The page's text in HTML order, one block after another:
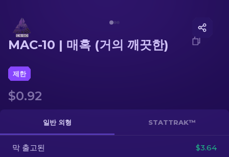
저격소총
장갑
케이스
기타
MAC-10 | 매혹 (거의 깨끗한)
제한
$0.92
일반 외형 STATTRAK™
막 출고된 $3.64